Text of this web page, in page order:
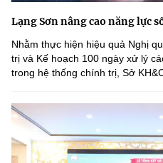
Lạng Sơn nâng cao năng lực
Nhằm thực hiện hiệu quả Nghị
trị và Kế hoạch 100 ngày xử lý
trong hệ thống chính trị, Sở